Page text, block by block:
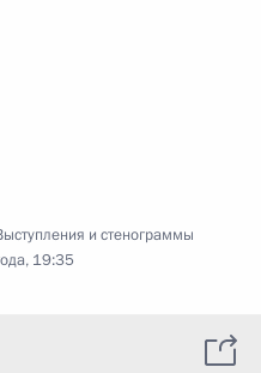
и стенограммы
19:35